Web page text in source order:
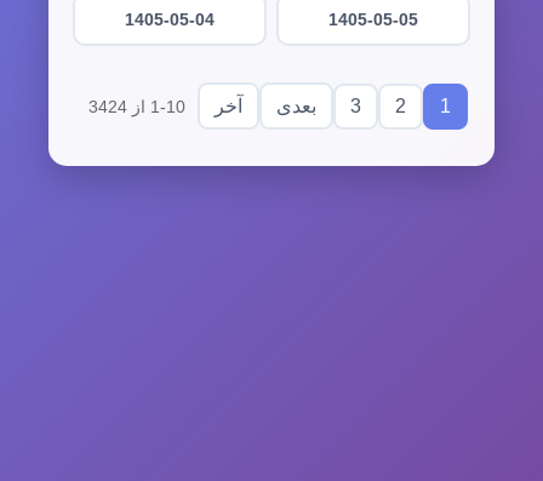
1405-05-05
1405-05-04
1
2
3 بعدی آخر 1-10 از 3424